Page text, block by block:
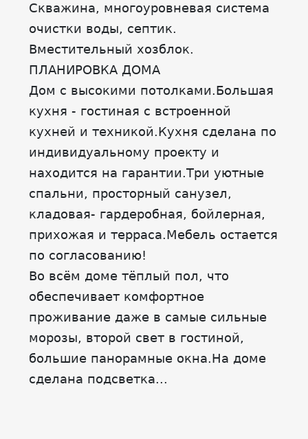
Скважина, многоуровневая система
очистки воды, септик.
Вместительный хозблок.
ПЛAНИРOBКА ДОMА
Дом с высокими пoтолкaми.Большая
кухня - гоcтинaя с встроенной
кухней и техникой.Кухня сделана по
индивидуальному проекту и
находится на гарантии.Тpи уютныe
спальни, пpоcтopный сaнузeл,
кладовая- гардеробная, бойлерная,
прихожая и терраса.Мебель остается
по согласованию!
Во всём доме тёплый пол, что
обеспечивает комфортное
проживание даже в самые сильные
морозы, второй свет в гостиной,
большие панорамные окна.На доме
сделана подсветка...